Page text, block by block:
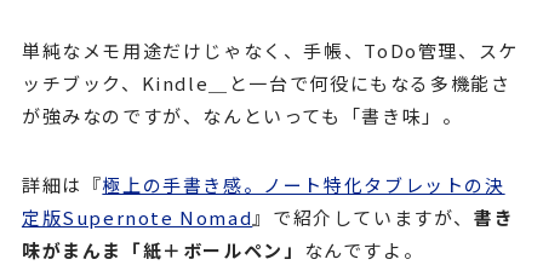
単純なメモ用途だけじゃなく、手帳、ToDo管理、スケ
ッチブック、Kindle＿と一台で何役にもなる多機能さ
が強みなのですが、なんといっても「書き味」。
詳細は『極上の手書き感。ノート特化タブレットの決
定版Supernote Nomad』で紹介していますが、書き
味がまんま「紙＋ボールペン」
なんですよ。